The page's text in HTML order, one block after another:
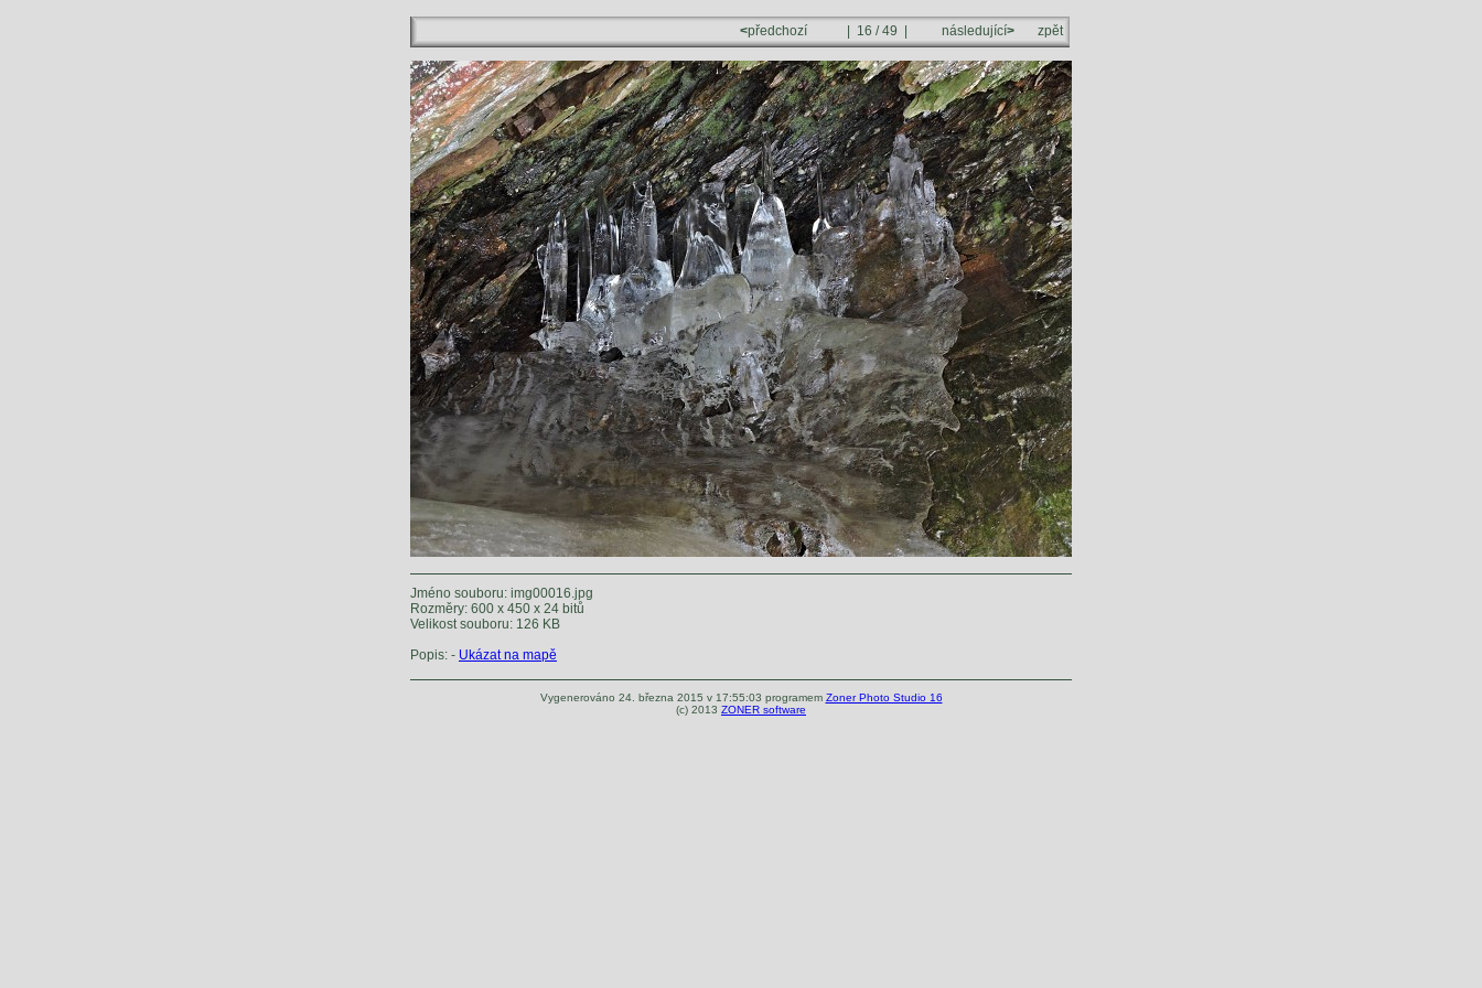
<předchozí | 16 / 49 | následující> zpět
Jméno souboru: img00016.jpg
Rozměry: 600 x 450 x 24 bitů
Velikost souboru: 126 KB
Popis: - Ukázat na mapě
Vygenerováno 24. března 2015 v 17:55:03 programem Zoner Photo Studio 16
(c) 2013 ZONER software